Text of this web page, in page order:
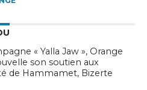
« Yalla Jaw », Orange
son soutien aux
de Hammamet, Bizerte